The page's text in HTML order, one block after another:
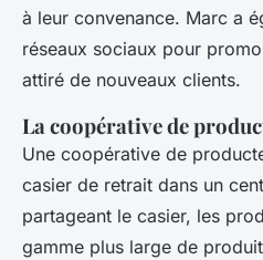
à leur convenance. Marc a
réseaux sociaux pour
attiré de nouveaux clients.
La coopérative de
Une coopérative de
casier de retrait dans un
partageant le casier, les
gamme plus large de